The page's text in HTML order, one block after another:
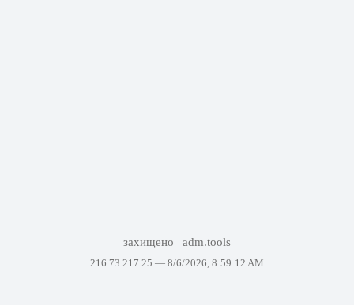
захищено adm.tools
216.73.217.25 — 8/6/2026, 8:59:12 AM